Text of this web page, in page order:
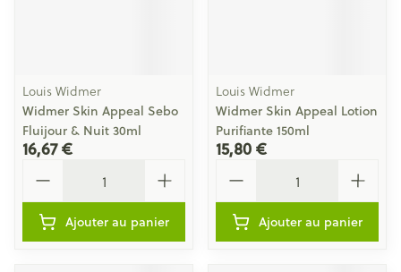
Louis Widmer
Widmer Skin Appeal Sebo
Fluijour & Nuit 30ml
16,67 €
Ajouter au panier
Louis Widmer
Widmer Skin Appeal Lotion
Purifiante 150ml
15,80 €
Ajouter au panier